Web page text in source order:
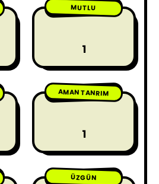
MUTLU
1
AMAN TANRIM
1
ÜZGÜN